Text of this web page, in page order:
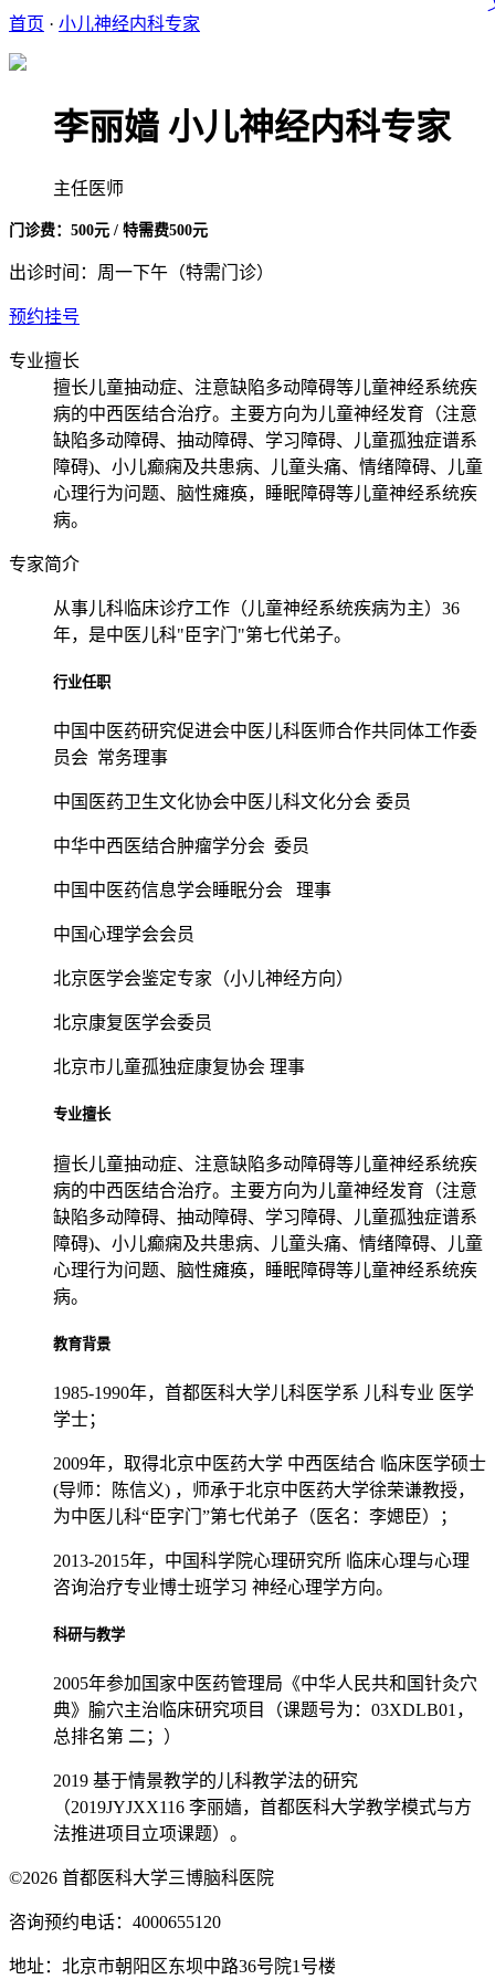
首页 · 小儿神经内科专家
李丽嫱 小儿神经内科专家
主任医师
门诊费：500元 / 特需费500元
出诊时间：周一下午（特需门诊）
预约挂号
专业擅长
擅长儿童抽动症、注意缺陷多动障碍等儿童神经系统疾
病的中西医结合治疗。主要方向为儿童神经发育（注意
缺陷多动障碍、抽动障碍、学习障碍、儿童孤独症谱系
障碍)、小儿癫痫及共患病、儿童头痛、情绪障碍、儿童
心理行为问题、脑性瘫痪，睡眠障碍等儿童神经系统疾
病。
专家简介
从事儿科临床诊疗工作（儿童神经系统疾病为主）36
年，是中医儿科"臣字门"第七代弟子。
行业任职
中国中医药研究促进会中医儿科医师合作共同体工作委
员会 常务理事
中国医药卫生文化协会中医儿科文化分会 委员
中华中西医结合肿瘤学分会 委员
中国中医药信息学会睡眠分会 理事
中国心理学会会员
北京医学会鉴定专家（小儿神经方向）
北京康复医学会委员
北京市儿童孤独症康复协会 理事
专业擅长
擅长儿童抽动症、注意缺陷多动障碍等儿童神经系统疾
病的中西医结合治疗。主要方向为儿童神经发育（注意
缺陷多动障碍、抽动障碍、学习障碍、儿童孤独症谱系
障碍)、小儿癫痫及共患病、儿童头痛、情绪障碍、儿童
心理行为问题、脑性瘫痪，睡眠障碍等儿童神经系统疾
病。
教育背景
1985-1990年，首都医科大学儿科医学系 儿科专业 医学
学士；
2009年，取得北京中医药大学 中西医结合 临床医学硕士
(导师：陈信义) ，师承于北京中医药大学徐荣谦教授，
为中医儿科“臣字门”第七代弟子（医名：李媤臣）；
2013-2015年，中国科学院心理研究所 临床心理与心理
咨询治疗专业博士班学习 神经心理学方向。
科研与教学
2005年参加国家中医药管理局《中华人民共和国针灸穴
典》腧穴主治临床研究项目（课题号为：03XDLB01，
总排名第 二；）
2019 基于情景教学的儿科教学法的研究
（2019JYJXX116 李丽嫱，首都医科大学教学模式与方
法推进项目立项课题）。
©2026 首都医科大学三博脑科医院
咨询预约电话：4000655120
地址：北京市朝阳区东坝中路36号院1号楼